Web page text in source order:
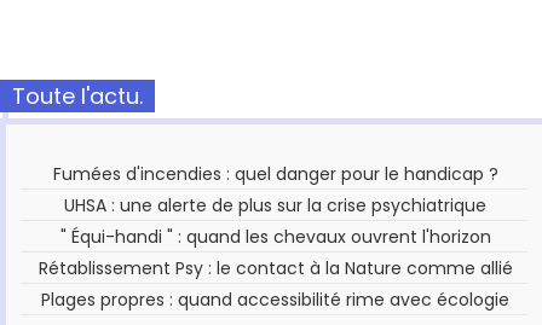
Toute l'actu.
Fumées d'incendies : quel danger pour le handicap ?
UHSA : une alerte de plus sur la crise psychiatrique
" Équi-handi " : quand les chevaux ouvrent l'horizon
Rétablissement Psy : le contact à la Nature comme allié
Plages propres : quand accessibilité rime avec écologie